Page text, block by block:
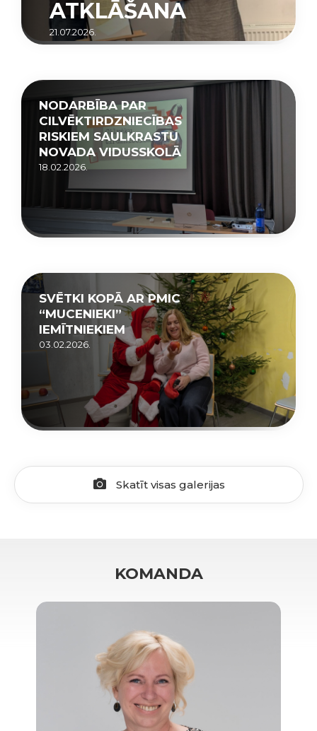
ATKLĀŠANA
21.07.2026.
NODARBĪBA PAR
CILVĒKTIRDZNIECĪBAS
RISKIEM SAULKRASTU
NOVADA VIDUSSKOLĀ
18.02.2026.
SVĒTKI KOPĀ AR PMIC
“MUCENIEKI”
IEMĪTNIEKIEM
03.02.2026.
Skatīt visas galerijas
KOMANDA